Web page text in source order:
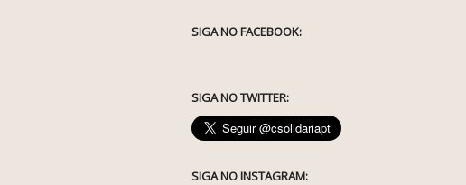
SIGA NO FACEBOOK:
SIGA NO TWITTER:
SIGA NO INSTAGRAM: